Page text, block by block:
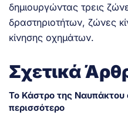
δημιουργώντας τρεις
δραστηριοτήτων, ζώνες
κίνησης οχημάτων.
Σχετικά
Το Κάστρο της Ναυπάκτου
περισσότερο